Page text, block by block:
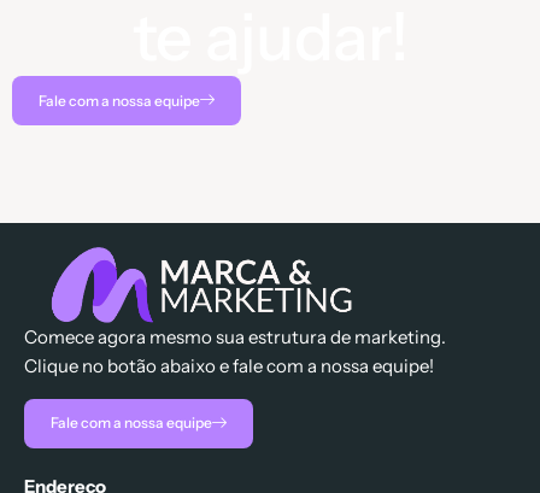
Fale com a nossa equipe
Comece agora mesmo sua estrutura de marketing.
Clique no botão abaixo e fale com a nossa equipe!
Fale com a nossa equipe
Endereço